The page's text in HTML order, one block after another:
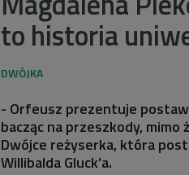
to historia
- Orfeusz prezentuje
bacząc na przeszkody,
Dwójce reżyserka, która
Willibalda Gluck'a.